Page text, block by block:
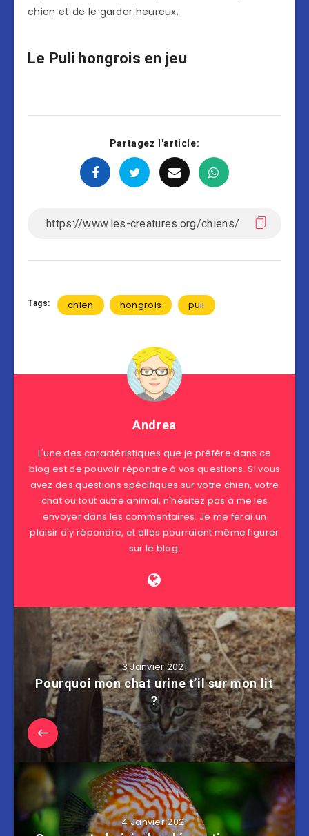
chien et de le garder heureux.
Le Puli hongrois en jeu
Partagez l'article:
Tags: chien hongrois puli
Andrea
L'une des caractéristiques que je préfère dans ce
blog est de pouvoir répondre à vos questions. Si vous
avez des questions spécifiques sur votre chien, votre
chat ou tout autre animal, n'hésitez pas à me les
envoyer dans les commentaires. Je me ferai un
plaisir d'y répondre, et elles pourraient même figurer
sur le blog.
3 Janvier 2021
Pourquoi mon chat urine t’il sur mon lit
?
4 Janvier 2021